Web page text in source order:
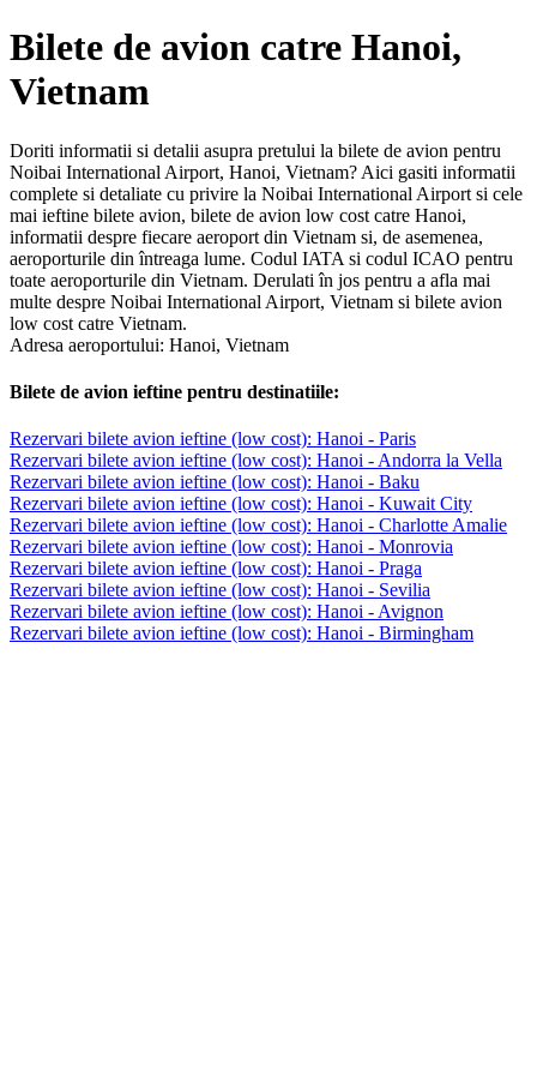
Bilete de avion catre Hanoi,
Vietnam
Doriti informatii si detalii asupra pretului la bilete de avion pentru
Noibai International Airport, Hanoi, Vietnam? Aici gasiti informatii
complete si detaliate cu privire la Noibai International Airport si cele
mai ieftine bilete avion, bilete de avion low cost catre Hanoi,
informatii despre fiecare aeroport din Vietnam si, de asemenea,
aeroporturile din întreaga lume. Codul IATA si codul ICAO pentru
toate aeroporturile din Vietnam. Derulati în jos pentru a afla mai
multe despre Noibai International Airport, Vietnam si bilete avion
low cost catre Vietnam.
Adresa aeroportului: Hanoi, Vietnam
Bilete de avion ieftine pentru destinatiile:
Rezervari bilete avion ieftine (low cost): Hanoi - Paris
Rezervari bilete avion ieftine (low cost): Hanoi - Andorra la Vella
Rezervari bilete avion ieftine (low cost): Hanoi - Baku
Rezervari bilete avion ieftine (low cost): Hanoi - Kuwait City
Rezervari bilete avion ieftine (low cost): Hanoi - Charlotte Amalie
Rezervari bilete avion ieftine (low cost): Hanoi - Monrovia
Rezervari bilete avion ieftine (low cost): Hanoi - Praga
Rezervari bilete avion ieftine (low cost): Hanoi - Sevilia
Rezervari bilete avion ieftine (low cost): Hanoi - Avignon
Rezervari bilete avion ieftine (low cost): Hanoi - Birmingham